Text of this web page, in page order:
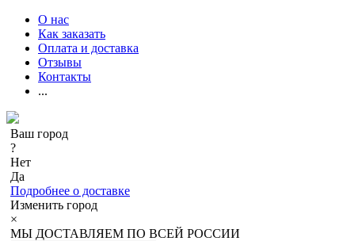
О нас
Как заказать
Оплата и доставка
Отзывы
Контакты
...
Ваш город
?
Нет
Да
Подробнее о доставке
Изменить город
×
МЫ ДОСТАВЛЯЕМ ПО ВСЕЙ РОССИИ